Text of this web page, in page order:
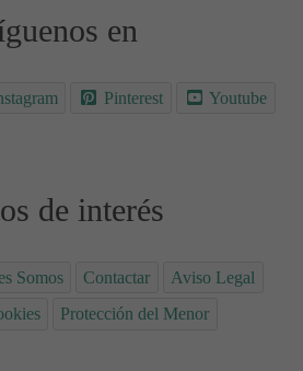
en
Pinterest Youtube
de interés
Somos Contactar
Aviso Legal
Protección del Menor